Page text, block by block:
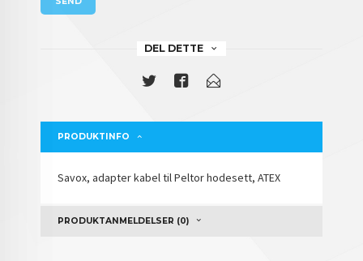
DEL DETTE
PRODUKTINFO
Savox, adapter kabel til Peltor hodesett, ATEX
PRODUKTANMELDELSER (0)